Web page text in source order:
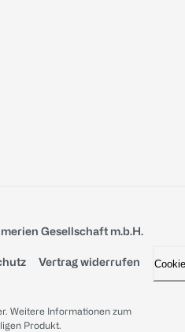
Gesellschaft m.b.H.
Vertrag widerrufen
Weitere Informationen zum
Produkt.